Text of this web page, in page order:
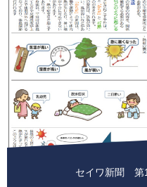
セイワ新聞 第